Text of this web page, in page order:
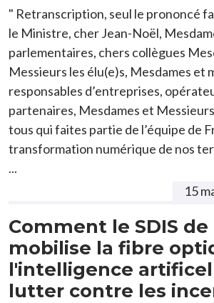
" Retranscription, seul le prononcé
le Ministre, cher Jean-Noël,
parlementaires, chers collègues
Messieurs les élu(e)s, Mesdames et
responsables d’entreprises,
partenaires, Mesdames et
tous qui faites partie de l’équipe de
transformation numérique de nos
...
15
Comment le SDIS
mobilise la fibre
l'intelligence
lutter contre les